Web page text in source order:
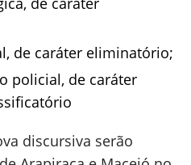
de caráter eliminatório;
policial, de caráter
discursiva serão